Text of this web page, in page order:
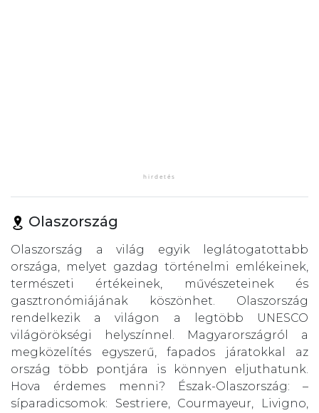
Olaszország
Olaszország a világ egyik leglátogatottabb
országa, melyet gazdag történelmi emlékeinek,
természeti értékeinek, művészeteinek és
gasztronómiájának köszönhet. Olaszország
rendelkezik a világon a legtöbb UNESCO
világörökségi helyszínnel. Magyarországról a
megközelítés egyszerű, fapados járatokkal az
ország több pontjára is könnyen eljuthatunk.
Hova érdemes menni? Észak-Olaszország: –
síparadicsomok: Sestriere, Courmayeur, Livigno,